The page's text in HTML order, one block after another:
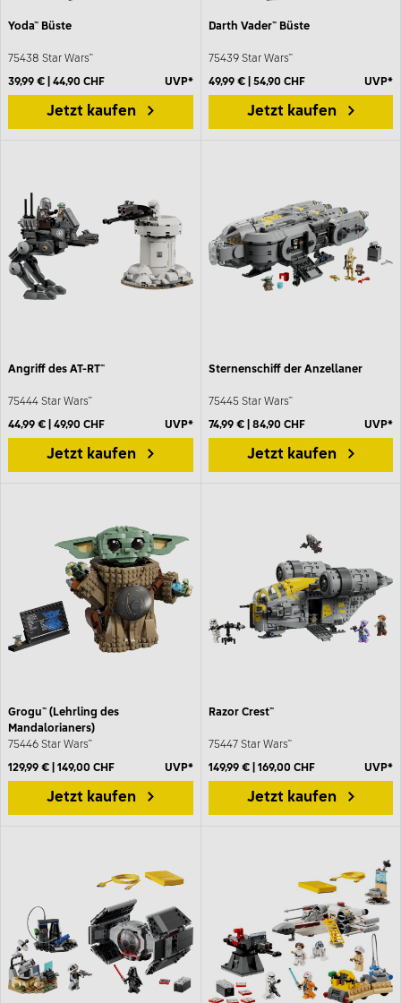
Yoda™ Büste
75438 Star Wars™
39,99 € | 44,90 CHF UVP*
Jetzt kaufen
Darth Vader™ Büste
75439 Star Wars™
49,99 € | 54,90 CHF UVP*
Jetzt kaufen
Angriff des AT-RT™
75444 Star Wars™
44,99 € | 49,90 CHF UVP*
Jetzt kaufen
Sternenschiff der Anzellaner
75445 Star Wars™
74,99 € | 84,90 CHF UVP*
Jetzt kaufen
Grogu™ (Lehrling des
Mandalorianers)
75446 Star Wars™
129,99 € | 149,00 CHF UVP*
Jetzt kaufen
Razor Crest™
75447 Star Wars™
149,99 € | 169,00 CHF UVP*
Jetzt kaufen